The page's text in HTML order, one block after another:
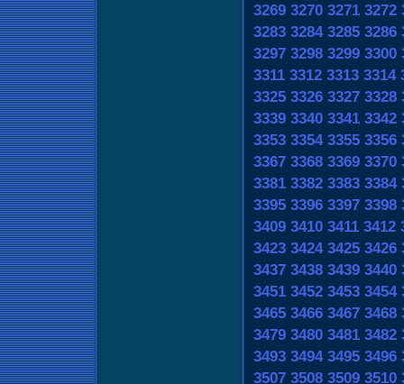
3269 3270 3271 3272
3283 3284 3285 3286
3297 3298 3299 3300
3311 3312 3313 3314
3325 3326 3327 3328
3339 3340 3341 3342
3353 3354 3355 3356
3367 3368 3369 3370
3381 3382 3383 3384
3395 3396 3397 3398
3409 3410 3411 3412
3423 3424 3425 3426
3437 3438 3439 3440
3451 3452 3453 3454
3465 3466 3467 3468
3479 3480 3481 3482
3493 3494 3495 3496
3507 3508 3509 3510